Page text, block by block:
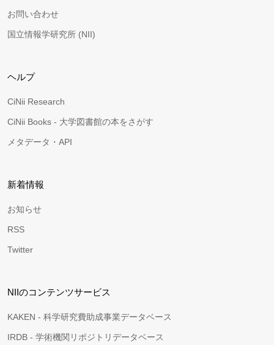
お問い合わせ
国立情報学研究所 (NII)
ヘルプ
CiNii Research
CiNii Books - 大学図書館の本をさがす
メタデータ・API
新着情報
お知らせ
RSS
Twitter
NIIのコンテンツサービス
KAKEN - 科学研究費助成事業データベース
IRDB - 学術機関リポジトリデータベース